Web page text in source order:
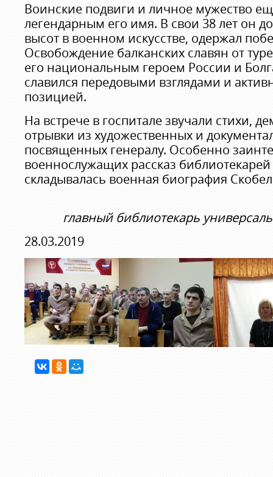
Воинские подвиги и личное мужество
легендарным его имя. В свои 38 лет он
высот в военном искусстве, одержал
Освобождение балканских славян от
его национальным героем России и
славился передовыми взглядами и
позицией.
На встрече в госпитале звучали стихи,
отрывки из художественных и
посвященных генералу. Особенно
военнослужащих рассказ библиотекарей
складывалась военная биография
главный библиотекарь
28.03.2019